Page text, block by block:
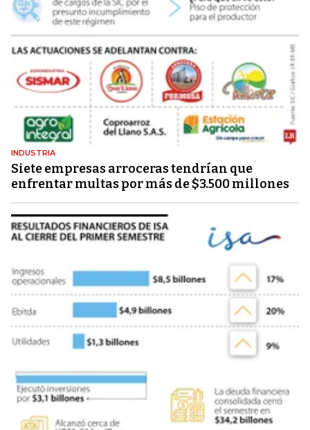
INDUSTRIA
Siete empresas arroceras tendrían que
enfrentar multas por más de $3.500 millones